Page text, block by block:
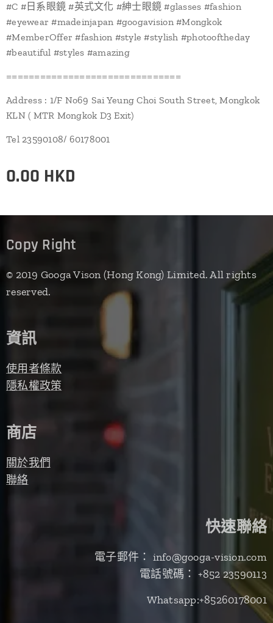
#C #日系眼鏡 #英式文化 #紳士眼鏡 #glasses #fashion
#eyewear #madeinjapan #googavision #Mongkok
#MemberOffer #fashion #style #stylish #photooftheday
#beautiful #styles #amazing
===============================
Address : 1/F No69 Sai Yeung Choi South Street, Mongkok
KLN ( MTR Mongkok D3 Exit)
Tel 23590108/ 60178001
0.00 HKD
Copy Right
© 2019 Googa Vison (Hong Kong) Limited. All rights
reserved.
資訊
使用者條款
隱私權政策
商店
關於我們
聯絡
快速聯絡
電子郵件： info@googa-vision.com
電話號碼： +852 23590113
Whatsapp:+85260178001